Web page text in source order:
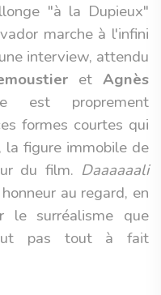
"à la Dupieux"
marche à l'infini
interview, attendu
etAgnès
proprement
formes courtes qui
la figure immobile de
du film. Daaaaaali
au regard, en
le surréalisme que
pas tout à fait